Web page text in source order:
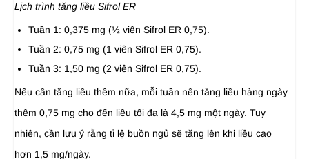
Lịch trình tăng liều Sifrol ER
Tuần 1: 0,375 mg (½ viên Sifrol ER 0,75).
Tuần 2: 0,75 mg (1 viên Sifrol ER 0,75).
Tuần 3: 1,50 mg (2 viên Sifrol ER 0,75).
Nếu cần tăng liều thêm nữa, mỗi tuần nên tăng liều hàng ngày
thêm 0,75 mg cho đến liều tối đa là 4,5 mg một ngày. Tuy
nhiên, cần lưu ý rằng tỉ lệ buồn ngủ sẽ tăng lên khi liều cao
hơn 1,5 mg/ngày.